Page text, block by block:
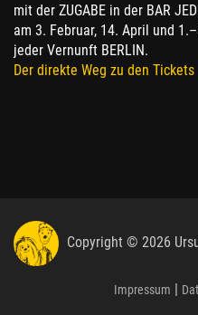
mit der ZUGABE in der BAR
am 3. Februar, 14. April und
jeder Vernunft BERLIN.
Der direkte Weg zu den Tickets
Copyright © 2026
Impressum |